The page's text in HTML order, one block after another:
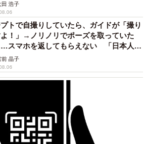
田 浩子
トで自撮りしていたら、ガイドが「撮り
よ！」→ノリノリでポーズを取っていた
スマホを返してもらえない 「日本人は
表かも」「私は6時間で3万円払った」
前 晶子